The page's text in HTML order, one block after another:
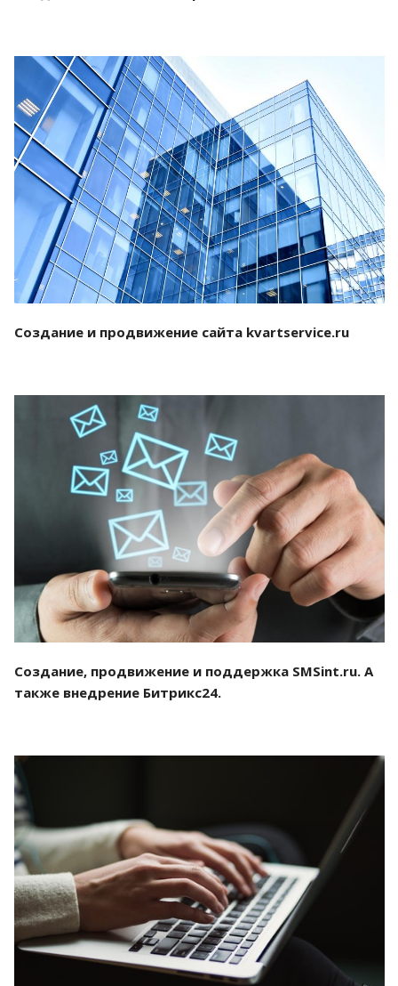
Смотреть проект
Создание и продвижение сайта kvartservice.ru
Смотреть проект
Создание, продвижение и поддержка SMSint.ru. А
также внедрение Битрикс24.
Смотреть проект